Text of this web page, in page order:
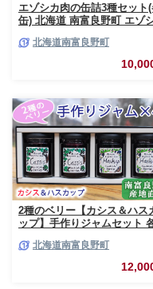
エゾシカ肉の缶詰3種セット
缶) 北海道 南富良野町 エゾ
合せ ジビエ 加工品 北海道産
産 おつまみ おかず 高たん
低脂肪 鉄分 カレー 味噌 食
北海道南富良野町
2種のベリー【カシス＆ハス
ップ】手作りジャムセット
シス ハスカップ ソース 果実
んさい糖 無農薬 ポリフェノ
北海道南富良野町